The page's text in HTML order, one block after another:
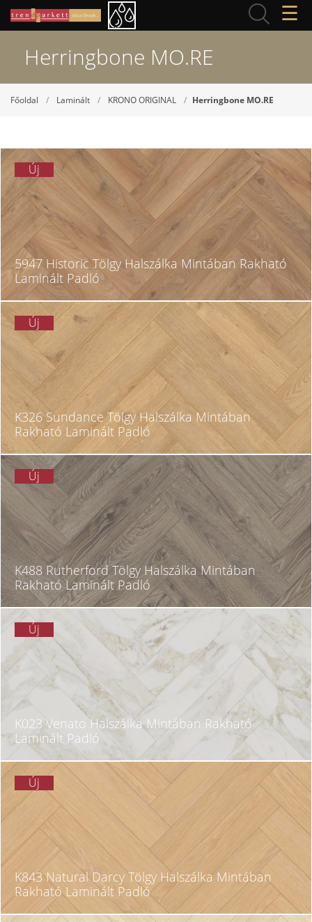
☰
Herringbone MO.RE
Főoldal Laminált KRONO ORIGINAL Herringbone MO.RE
Új
5947 Historic Tölgy Halszálka Mintában Rakható
Laminált Padló
Új
K326 Sundance Tölgy Halszálka Mintában
Rakható Laminált Padló
Új
K488 Rutherford Tölgy Halszálka Mintában
Rakható Laminált Padló
Új
K023 Venato Halszálka Mintában Rakható
Laminált Padló
Új
K843 Natural Darcy Tölgy Halszálka Mintában
Rakható Laminált Padló